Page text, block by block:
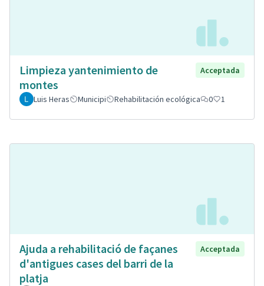
Limpieza yantenimiento de
montes
Acceptada
Luis Heras Municipi Rehabilitación ecológica 0 1
Ajuda a rehabilitació de façanes
d'antigues cases del barri de la
platja
Acceptada